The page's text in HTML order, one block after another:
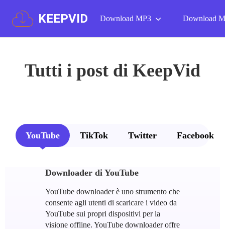
KEEPVID Download MP3 Download
Tutti i post di KeepVid
YouTube TikTok Twitter Facebook
Downloader di YouTube
YouTube downloader è uno strumento che
consente agli utenti di scaricare i video da
YouTube sui propri dispositivi per la
visione offline. YouTube downloader offre